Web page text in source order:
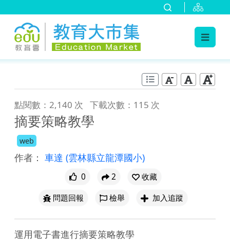
點閱數：2,140 次 下載次數：115 次
摘要策略教學
web
作者： 車達 (雲林縣立龍潭國小)
0 2
收藏
問題回報
檢舉 加入追蹤
運用電子書進行摘要策略教學